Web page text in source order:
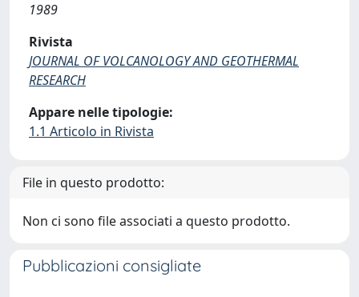
1989
Rivista
JOURNAL OF VOLCANOLOGY AND GEOTHERMAL
RESEARCH
Appare nelle tipologie:
1.1 Articolo in Rivista
File in questo prodotto:
Non ci sono file associati a questo prodotto.
Pubblicazioni consigliate